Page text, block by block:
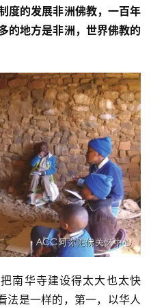
度的发展非洲佛教，一百年
的地方是非洲，世界佛教的
南华寺建设得太大也太快
法是一样的，第一，以华人